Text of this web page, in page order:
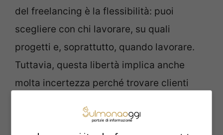
del freelancing è la flessibilità: puoi
scegliere con chi lavorare, su quali
progetti e, soprattutto, quando lavorare.
Tuttavia, questa libertà implica anche
molta incertezza perché trovare clienti
nella scrittura, però, può essere sfruttata